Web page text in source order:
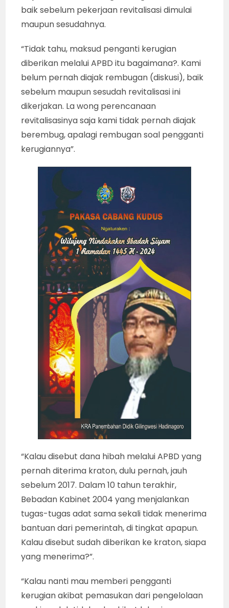
baik sebelum pekerjaan revitalisasi dimulai
maupun sesudahnya.
“Tidak tahu, maksud penganti kerugian
diberikan melalui APBD itu bagaimana?. Kami
belum pernah diajak rembugan (diskusi), baik
sebelum maupun sesudah revitalisasi ini
dikerjakan. La wong perencanaan
revitalisasinya saja kami tidak pernah diajak
berembug, apalagi rembugan soal pengganti
kerugiannya”.
“Kalau disebut dana hibah melalui APBD yang
pernah diterima kraton, dulu pernah, jauh
sebelum 2017. Dalam 10 tahun terakhir,
Bebadan Kabinet 2004 yang menjalankan
tugas-tugas adat sama sekali tidak menerima
bantuan dari pemerintah, di tingkat apapun.
Kalau disebut sudah diberikan ke kraton, siapa
yang menerima?”.
“Kalau nanti mau memberi pengganti
kerugian akibat pemasukan dari pengelolaan